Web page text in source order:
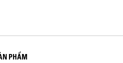
PHẨM